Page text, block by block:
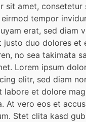
sit amet, consetetur
tempor
erat, sed diam
justo duo dolores et
no sea takimata
Lorem ipsum
elitr, sed diam
et dolore
At vero eos et
Stet clita kasd